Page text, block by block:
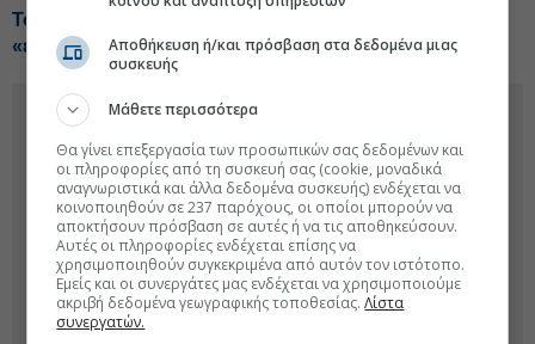
Το Ιράν εξετάζει περιορισμούς στις διελεύσεις
«εχθρικών» πλοίων από το Ορμούζ
Αποθήκευση ή/και πρόσβαση στα δεδομένα μιας
συσκευής
Μάθετε περισσότερα
Θα γίνει επεξεργασία των προσωπικών σας δεδομένων και
οι πληροφορίες από τη συσκευή σας (cookie, μοναδικά
αναγνωριστικά και άλλα δεδομένα συσκευής) ενδέχεται να
κοινοποιηθούν σε 237 παρόχους, οι οποίοι μπορούν να
αποκτήσουν πρόσβαση σε αυτές ή να τις αποθηκεύσουν.
Αυτές οι πληροφορίες ενδέχεται επίσης να
χρησιμοποιηθούν συγκεκριμένα από αυτόν τον ιστότοπο.
Εμείς και οι συνεργάτες μας ενδέχεται να χρησιμοποιούμε
ακριβή δεδομένα γεωγραφικής τοποθεσίας.Λίστα
συνεργατών.